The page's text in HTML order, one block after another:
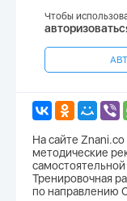
Чтобы
На сайте
методические
Тренировочная
по направлению